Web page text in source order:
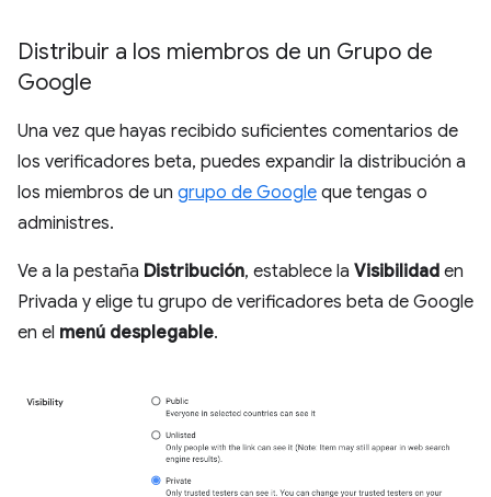
Distribuir a los miembros de un Grupo de
Google
Una vez que hayas recibido suficientes comentarios de
los verificadores beta, puedes expandir la distribución a
los miembros de un grupo de Google que tengas o
administres.
Ve a la pestaña Distribución, establece la Visibilidad en
Privada y elige tu grupo de verificadores beta de Google
en el menú desplegable.